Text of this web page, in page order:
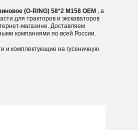
(O-RING) 58*2 M158 OEM , а
для тракторов и экскаваторов
магазине. Доставляем
компаниями по всей России.
и комплектующие на гусеничную